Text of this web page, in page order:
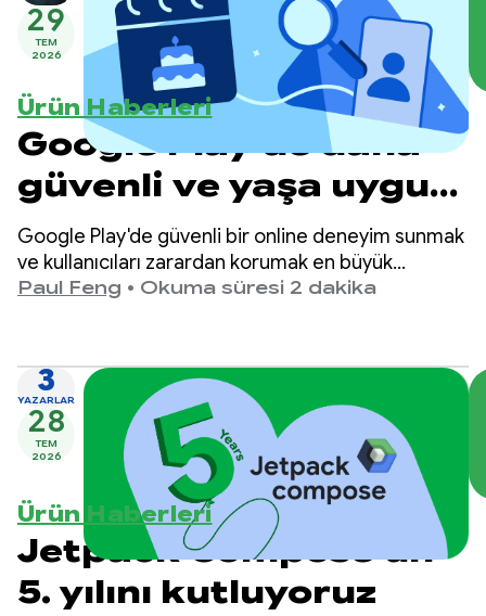
29
TEM
2026
Ürün Haberleri
Google Play'de daha
güvenli ve yaşa uygun
deneyimler sunma
Google Play'de güvenli bir online deneyim sunmak
ve kullanıcıları zarardan korumak en büyük
önceliğimizdir.
Paul Feng • Okuma süresi 2 dakika
3
YAZARLAR
28
TEM
2026
Ürün Haberleri
Jetpack Compose'un
5. yılını kutluyoruz